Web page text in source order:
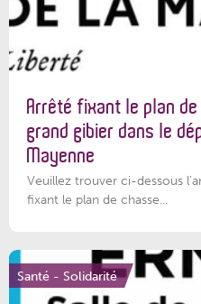
Arrêté fixant le plan
grand gibier dans le
Mayenne
Veuillez trouver ci-dessous
fixant le plan de chasse...
Santé - Solidarité